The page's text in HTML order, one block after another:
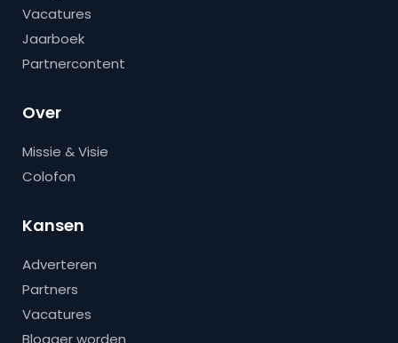
Vacatures
Jaarboek
Partnercontent
Over
Missie & Visie
Colofon
Kansen
Adverteren
Partners
Vacatures
Blogger worden